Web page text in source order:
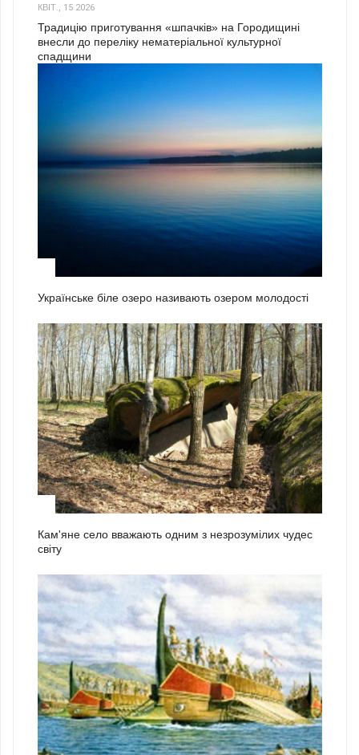
КВІТ., 15 2026
Традицію приготування «шпачків» на Городищині
внесли до переліку нематеріальної культурної
спадщини
Українське біле озеро називають озером молодості
Кам'яне село вважають одним з незрозумілих чудес
світу